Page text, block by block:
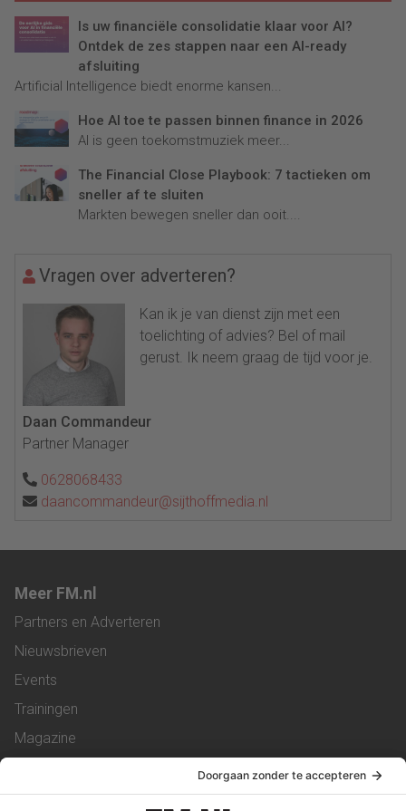
Is uw financiële consolidatie klaar voor AI?
Ontdek de zes stappen naar een AI-ready
afsluiting
Artificial Intelligence biedt enorme kansen...
Hoe AI toe te passen binnen finance in 2026
AI is geen toekomstmuziek meer...
The Financial Close Playbook: 7 tactieken om
sneller af te sluiten
Markten bewegen sneller dan ooit....
Vragen over adverteren?
Kan ik je van dienst zijn met een
toelichting of advies? Bel of mail
gerust. Ik neem graag de tijd voor je.
Daan Commandeur
Partner Manager
0628068433
daancommandeur@sijthoffmedia.nl
Meer FM.nl
Partners en Adverteren
Nieuwsbrieven
Events
Trainingen
Magazine
Service & Contact